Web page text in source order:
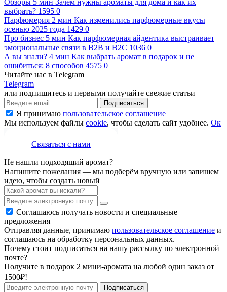
выбрать? 1595 0
Парфюмерия 2 мин Как изменились парфюмерные вкусы
осенью 2025 года 1429 0
Про бизнес 5 мин Как парфюмерная айдентика выстраивает
эмоциональные связи в B2B и B2C 1036 0
А вы знали? 4 мин Как выбрать аромат в подарок и не
ошибиться: 8 способов 4575 0
Читайте нас в Telegram
Telegram
или подпишитесь и первыми получайте свежие статьи
Подписаться
Я принимаю пользовательское соглашение
Мы используем файлы cookie, чтобы сделать сайт удобнее. Ок
Связаться с нами
Не нашли подходящий аромат?
Напишите пожелания — мы подберём вручную или запишем
идею, чтобы создать новый
Соглашаюсь получать новости и специальные
предложения
Отправляя данные, принимаю пользовательское соглашение и
соглашаюсь на обработку персональных данных.
Почему стоит подписаться на нашу рассылку по электронной
почте?
Получите в подарок 2 мини-аромата на любой один заказ от
1500₽!
Подписаться